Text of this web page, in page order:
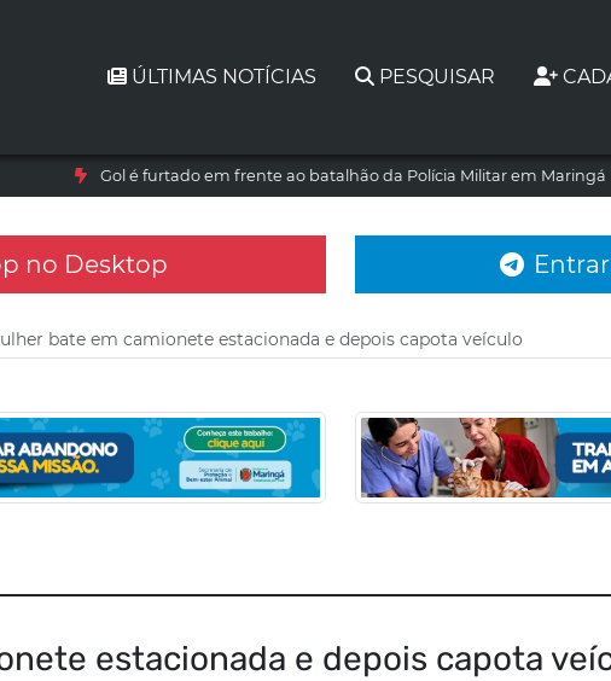
ÚLTIMAS NOTÍCIAS PESQUISAR
Gol é furtado em frente ao batalhão da Polícia Militar em Maringá
no Desktop
bate em camionete estacionada e depois capota veículo
estacionada e depois capota